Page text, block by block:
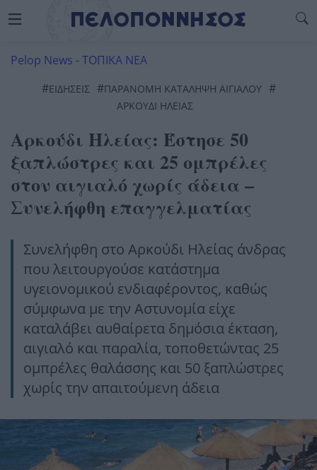
Pelop News -ΤΟΠΙΚΑ ΝΕΑ
#ΕΙΔΗΣΕΙΣ #ΠΑΡΑΝΟΜΗ ΚΑΤΑΛΗΨΗ ΑΙΓΙΑΛΟΥ #
ΑΡΚΟΥΔΙ ΗΛΕΙΑΣ
Αρκούδι Ηλείας: Έστησε 50
ξαπλώστρες και 25 ομπρέλες
στον αιγιαλό χωρίς άδεια –
Συνελήφθη επαγγελματίας
Συνελήφθη στο Αρκούδι Ηλείας άνδρας
που λειτουργούσε κατάστημα
υγειονομικού ενδιαφέροντος, καθώς
σύμφωνα με την Αστυνομία είχε
καταλάβει αυθαίρετα δημόσια έκταση,
αιγιαλό και παραλία, τοποθετώντας 25
ομπρέλες θαλάσσης και 50 ξαπλώστρες
χωρίς την απαιτούμενη άδεια